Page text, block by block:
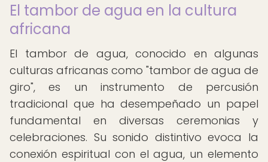
El tambor de agua en la cultura
africana
El tambor de agua, conocido en algunas
culturas africanas como "tambor de agua de
giro", es un instrumento de percusión
tradicional que ha desempeñado un papel
fundamental en diversas ceremonias y
celebraciones. Su sonido distintivo evoca la
conexión espiritual con el agua, un elemento